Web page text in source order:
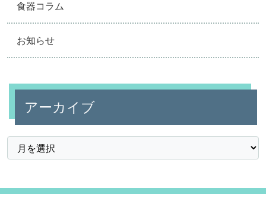
食器コラム
お知らせ
アーカイブ